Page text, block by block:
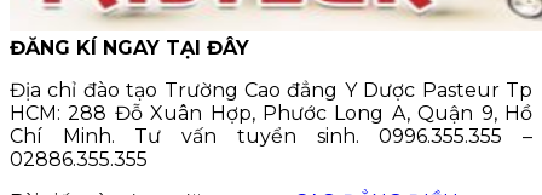
ĐĂNG KÍ NGAY TẠI ĐÂY
Địa chỉ đào tạo Trường Cao đẳng Y Dược Pasteur Tp
HCM: 288 Đỗ Xuân Hợp, Phước Long A, Quận 9, Hồ
Chí Minh. Tư vấn tuyển sinh. 0996.355.355 –
02886.355.355